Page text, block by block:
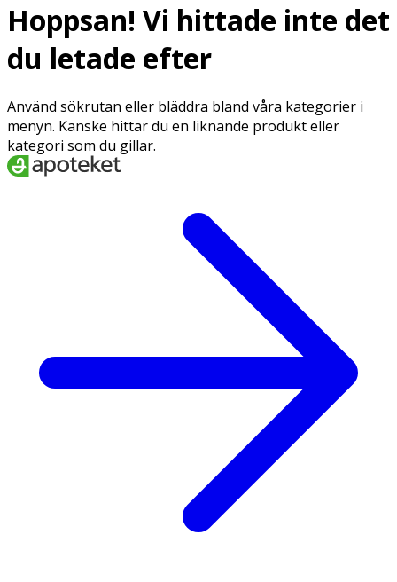
Hoppsan! Vi hittade inte det
du letade efter
Använd sökrutan eller bläddra bland våra kategorier i
menyn. Kanske hittar du en liknande produkt eller
kategori som du gillar.